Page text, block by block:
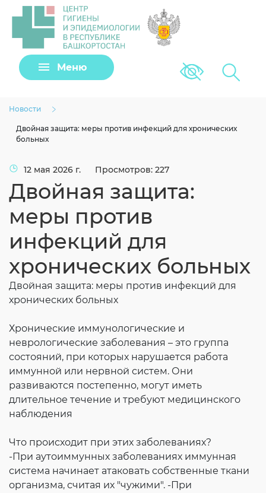
Меню Версия для
Новости
Двойная защита: меры против инфекций для хронических
больных
12 мая 2026 г. Просмотров: 227
Двойная защита:
меры против
инфекций для
хронических больных
Двойная защита: меры против инфекций для
хронических больных
Хронические иммунологические и
неврологические заболевания – это группа
состояний, при которых нарушается работа
иммунной или нервной систем. Они
развиваются постепенно, могут иметь
длительное течение и требуют медицинского
наблюдения
Что происходит при этих заболеваниях?
-При аутоиммунных заболеваниях иммунная
система начинает атаковать собственные ткани
организма, считая их "чужими". -При
Задать вопрос
Клещи
Загрузить файл
Согласие на обработку личных данных
Введите слово с картинки*: